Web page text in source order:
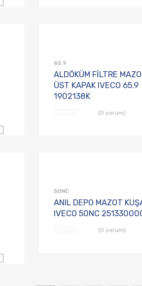
65.9
ALDÖKÜM FİLTRE
ÜST KAPAK IVECO 65.9
1902138K
(0 yorum)
50NC
ANIL DEPO MAZOT
IVECO 50NC
(0 yorum)